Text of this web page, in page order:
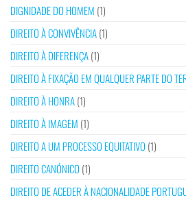
DIGNIDADE DO HOMEM (1)
DIREITO À CONVIVÊNCIA(1)
DIREITO À DIFERENÇA(1)
DIREITO À FIXAÇÃO EM QUALQUER PARTE DO
DIREITO À HONRA(1)
DIREITO À IMAGEM (1)
DIREITO A UM PROCESSO EQUITATIVO (1)
DIREITO CANÓNICO (1)
DIREITO DE ACEDER À NACIONALIDADE